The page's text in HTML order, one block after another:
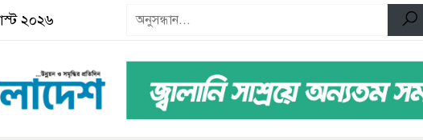
২০২৬